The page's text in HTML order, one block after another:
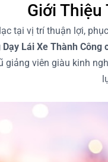
Giới Thiệu
tại vị trí thuận lợi,
Lái Xe Thành Công
giảng viên giàu kinh